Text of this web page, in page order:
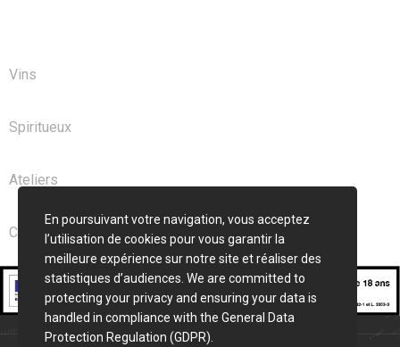
Vins
Spiritueux
Ateliers
Club
En poursuivant votre navigation, vous acceptez
l’utilisation de cookies pour vous garantir la
meilleure expérience sur notre site et réaliser des
statistiques d’audiences. We are committed to
protecting your privacy and ensuring your data is
handled in compliance with the General Data
Protection Regulation (GDPR)